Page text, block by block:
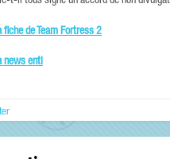
fiche de Team Fortress 2
news enti